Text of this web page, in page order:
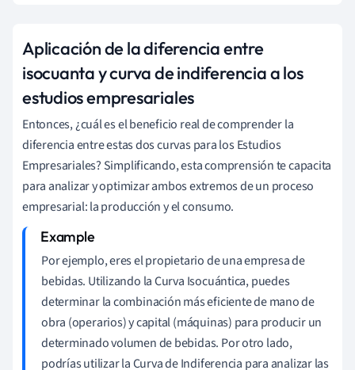
Aplicación de la diferencia entre
isocuanta y curva de indiferencia a los
estudios empresariales
Entonces, ¿cuál es el beneficio real de comprender la
diferencia entre estas dos curvas para los Estudios
Empresariales? Simplificando, esta comprensión te capacita
para analizar y optimizar ambos extremos de un proceso
empresarial: la producción y el consumo.
Por ejemplo, eres el propietario de una empresa de
bebidas. Utilizando la Curva Isocuántica, puedes
determinar la combinación más eficiente de mano de
obra (operarios) y capital (máquinas) para producir un
determinado volumen de bebidas. Por otro lado,
podrías utilizar la Curva de Indiferencia para analizar las